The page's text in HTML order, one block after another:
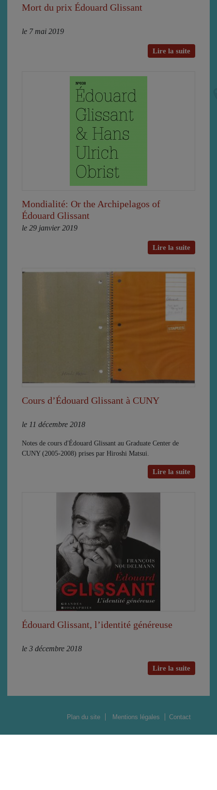
Mort du prix Édouard Glissant
le 7 mai 2019
Lire la suite
Mondialité: Or the Archipelagos of
Édouard Glissant
le 29 janvier 2019
Lire la suite
Cours d’Édouard Glissant à CUNY
le 11 décembre 2018
Notes de cours d'Édouard Glissant au Graduate Center de
CUNY (2005-2008) prises par Hiroshi Matsui.
Lire la suite
Édouard Glissant, l’identité généreuse
le 3 décembre 2018
Lire la suite
Plan du site Mentions légales Contact